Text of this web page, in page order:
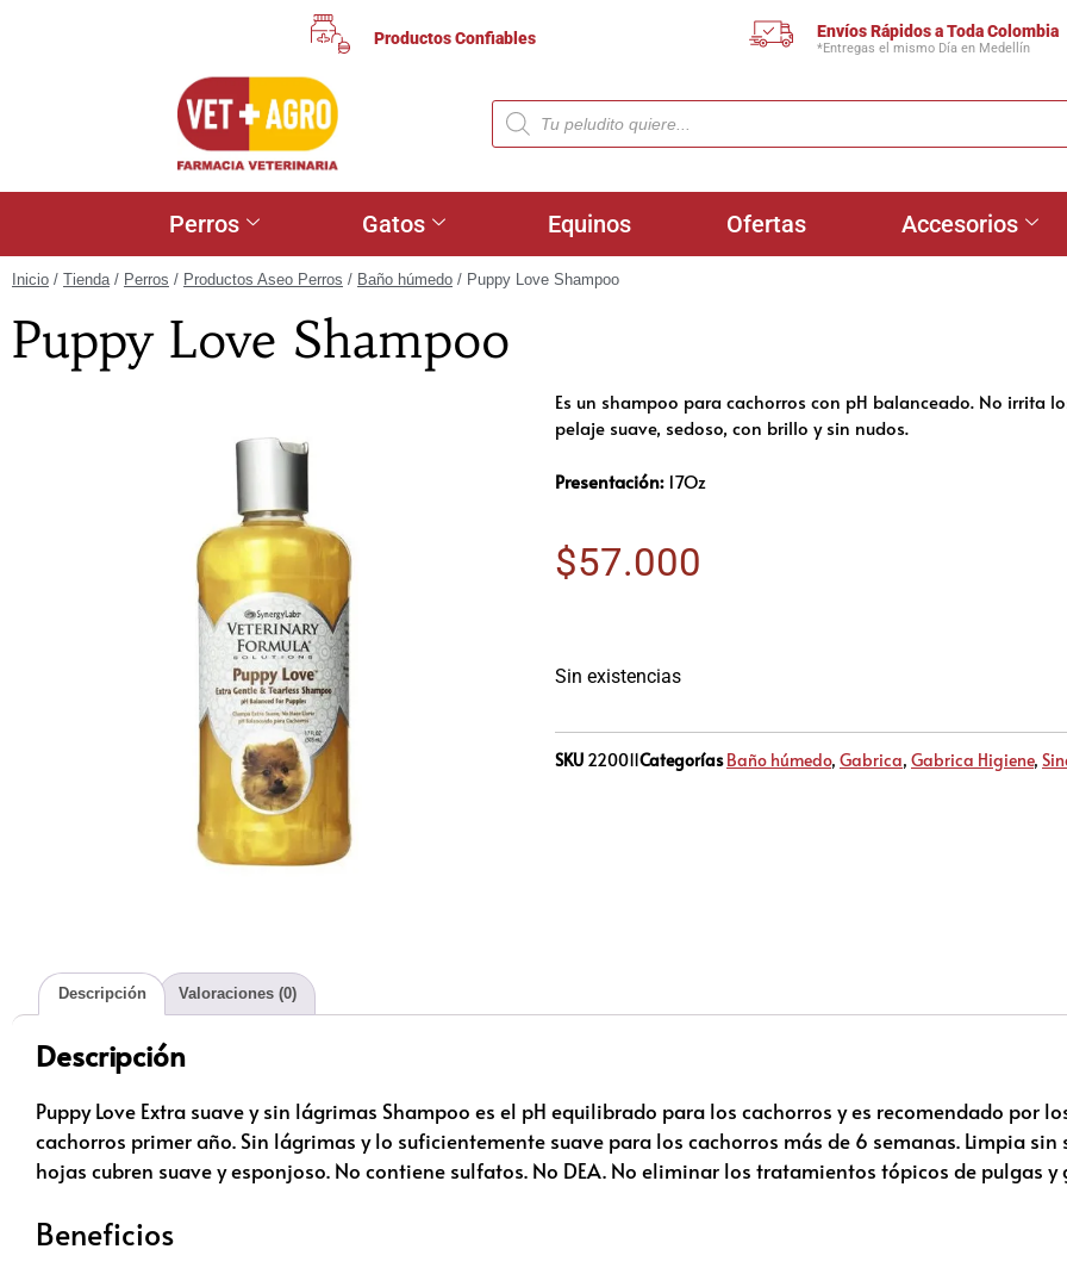
Productos Confiables Envíos Rápidos a Toda Colombia
*Entregas el mismo Día en Medellín
Perros Gatos Equinos Ofertas Accesorios
Inicio / Tienda/ Perros / Productos Aseo Perros / Baño húmedo / Puppy Love Shampoo
Puppy Love Shampoo
Es un shampoo para cachorros con pH balanceado. No irrita
pelaje suave, sedoso, con brillo y sin nudos.
Presentación:17Oz
$57.000
Sin existencias
SKU 220011Categorías Baño húmedo, Gabrica, Gabrica Higiene,
Descripción Valoraciones (0)
Descripción
Puppy Love Extra suave y sin lágrimas Shampoo es el pH equilibrado para los cachorros y es recomendado por
cachorros primer año. Sin lágrimas y lo suficientemente suave para los cachorros más de 6 semanas. Limpia sin
hojas cubren suave y esponjoso. No contiene sulfatos. No DEA. No eliminar los tratamientos tópicos de pulgas y
Beneficios